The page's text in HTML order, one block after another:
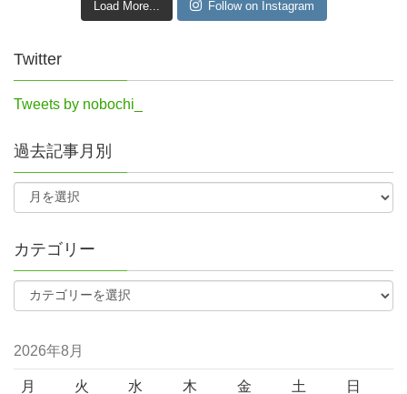
Load More... Follow on Instagram
Twitter
Tweets by nobochi_
過去記事月別
カテゴリー
2026年8月
月 火 水 木 金 土 日